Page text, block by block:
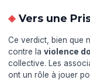
Vers une
Ce verdict, bien que
contre laviolence
collective. Les
ont un rôle à jouer